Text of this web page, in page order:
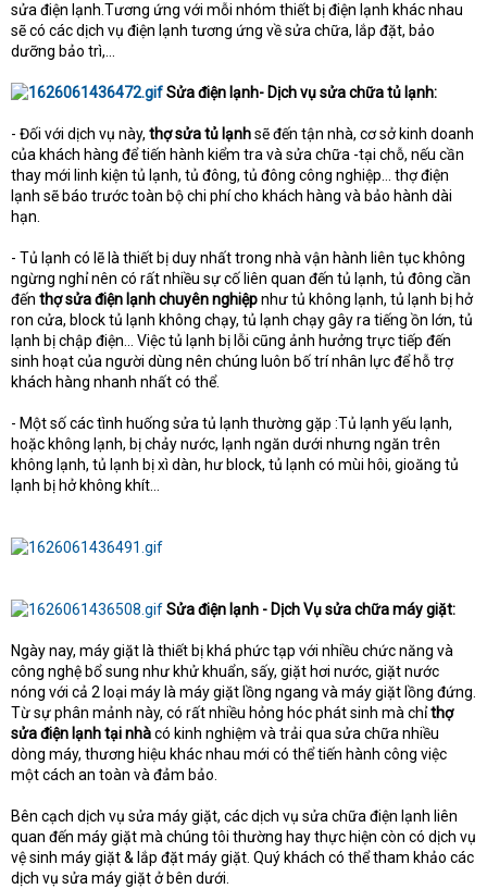
sửa điện lạnh.Tương ứng với mỗi nhóm thiết bị điện lạnh khác nhau
sẽ có các dịch vụ điện lạnh tương ứng về sửa chữa, lắp đặt, bảo
dưỡng bảo trì,...
Sửa điện lạnh- Dịch vụ sửa chữa tủ lạnh:
- Đối với dịch vụ này, thợ sửa tủ lạnhsẽ đến tận nhà, cơ sở kinh doanh
của khách hàng để tiến hành kiểm tra và sửa chữa -tại chỗ, nếu cần
thay mới linh kiện tủ lạnh, tủ đông, tủ đông công nghiệp… thợ điện
lạnh sẽ báo trước toàn bộ chi phí cho khách hàng và bảo hành dài
hạn.
- Tủ lạnh có lẽ là thiết bị duy nhất trong nhà vận hành liên tục không
ngừng nghỉ nên có rất nhiều sự cố liên quan đến tủ lạnh, tủ đông cần
đến thợ sửa điện lạnh chuyên nghiệpnhư tủ không lạnh, tủ lạnh bị hở
ron cửa, block tủ lạnh không chạy, tủ lạnh chạy gây ra tiếng ồn lớn, tủ
lạnh bị chập điện… Việc tủ lạnh bị lỗi cũng ảnh hưởng trực tiếp đến
sinh hoạt của người dùng nên chúng luôn bố trí nhân lực để hỗ trợ
khách hàng nhanh nhất có thể.
- Một số các tình huống sửa tủ lạnh thường gặp :Tủ lạnh yếu lạnh,
hoặc không lạnh, bị chảy nước, lạnh ngăn dưới nhưng ngăn trên
không lạnh, tủ lạnh bị xì dàn, hư block, tủ lạnh có mùi hôi, gioăng tủ
lạnh bị hở không khít…
Sửa điện lạnh - Dịch Vụ sửa chữa máy giặt:
Ngày nay, máy giặt là thiết bị khá phức tạp với nhiều chức năng và
công nghệ bổ sung như khử khuẩn, sấy, giặt hơi nước, giặt nước
nóng với cả 2 loại máy là máy giặt lồng ngang và máy giặt lồng đứng.
Từ sự phân mảnh này, có rất nhiều hỏng hóc phát sinh mà chỉthợ
sửa điện lạnh tại nhàcó kinh nghiệm và trải qua sửa chữa nhiều
dòng máy, thương hiệu khác nhau mới có thể tiến hành công việc
một cách an toàn và đảm bảo.
Bên cạch dịch vụ sửa máy giặt, các dịch vụ sửa chữa điện lạnh liên
quan đến máy giặt mà chúng tôi thường hay thực hiện còn có dịch vụ
vệ sinh máy giặt & lắp đặt máy giặt. Quý khách có thể tham khảo các
dịch vụ sửa máy giặt ở bên dưới.